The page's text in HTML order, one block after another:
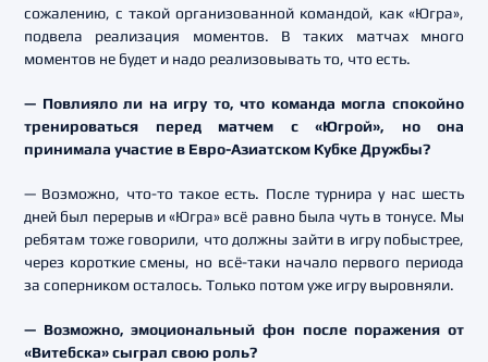
сожалению, с такой организованной командой, как «Югра»,
подвела реализация моментов. В таких матчах много
моментов не будет и надо реализовывать то, что есть.
— Повлияло ли на игру то, что команда могла спокойно
тренироваться перед матчем с «Югрой», но она
принимала участие в Евро-Азиатском Кубке Дружбы?
— Возможно, что-то такое есть. После турнира у нас шесть
дней был перерыв и «Югра» всё равно была чуть в тонусе. Мы
ребятам тоже говорили, что должны зайти в игру побыстрее,
через короткие смены, но всё-таки начало первого периода
за соперником осталось. Только потом уже игру выровняли.
— Возможно, эмоциональный фон после поражения от
«Витебска» сыграл свою роль?